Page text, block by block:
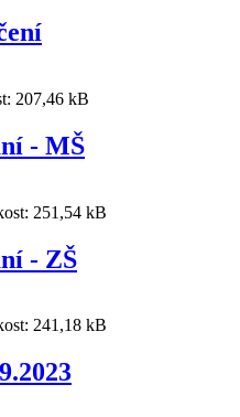
207,46 kB
- MŠ
251,54 kB
- ZŠ
241,18 kB